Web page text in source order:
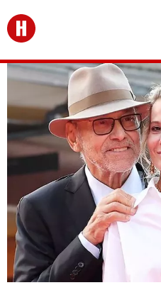
Перейти на главную